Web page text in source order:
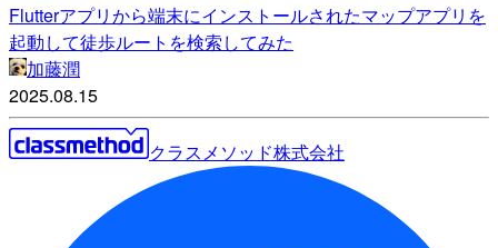
Flutterアプリから端末にインストールされたマップアプリを
起動して徒歩ルートを検索してみた
加藤潤
2025.08.15
クラスメソッド株式会社